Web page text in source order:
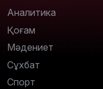
Аналитика
Қоғам
Мәдениет
Сұхбат
Спорт